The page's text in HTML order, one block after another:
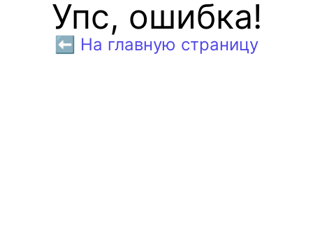
Упс, ошибка!
⬅️ На главную страницу